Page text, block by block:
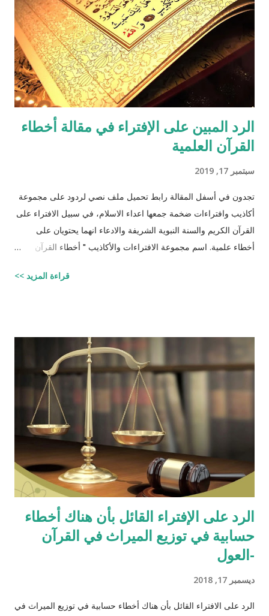
الرد المبين على الإفتراء في مقالة أخطاء
القرآن العلمية
سبتمبر 17, 2019
تجدون في أسفل المقالة رابط تحميل ملف نصي لردود على مجموعة
أكاذيب وافتراءات ضخمة جمعها اعداء الاسلام، في سبيل الافتراء على
القرآن الكريم والسنة النبوية الشريفة والادعاء انهما يحتويان على
أخطاء علمية. اسم مجموعة الافتراءات والأكاذيب " أخطاء القرآن
واتبعته بردٍ يليه . راجيًا أن يكون ذلك في ميزان حسناتي ، ولا تنسوني
قراءة المزيد >>
الرد على الإفتراء القائل بأن هناك أخطاء
حسابية في توزيع الميراث في القرآن
-العول
ديسمبر 17, 2018
الرد على الافتراء القائل بأن هناك أخطاء حسابية في توزيع الميراث في